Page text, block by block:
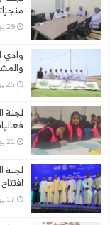
29 يوليو، 2026
وادي
25 يوليو، 2026
لجنة
21 يوليو، 2026
لجنة
افتتاح
17 يوليو، 2026